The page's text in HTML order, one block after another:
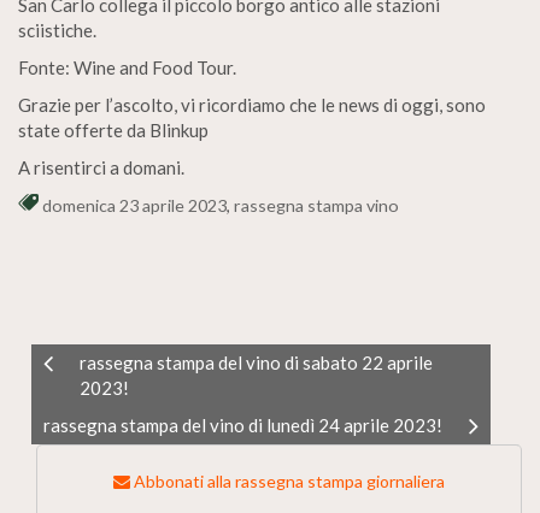
San Carlo collega il piccolo borgo antico alle stazioni
sciistiche.
Fonte: Wine and Food Tour.
Grazie per l’ascolto, vi ricordiamo che le news di oggi, sono
state offerte da Blinkup
A risentirci a domani.
domenica 23 aprile 2023, rassegna stampa vino
rassegna stampa del vino di sabato 22 aprile
2023!
rassegna stampa del vino di lunedì 24 aprile 2023!
Abbonati alla rassegna stampa giornaliera